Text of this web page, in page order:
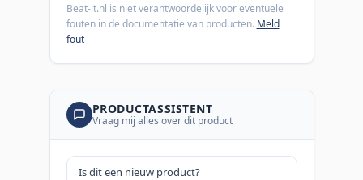
Beat-it.nl is niet verantwoordelijk voor eventuele
fouten in de documentatie van producten. Meld
fout
PRODUCTASSISTENT
Vraag mij alles over dit product
Is dit een nieuw product?